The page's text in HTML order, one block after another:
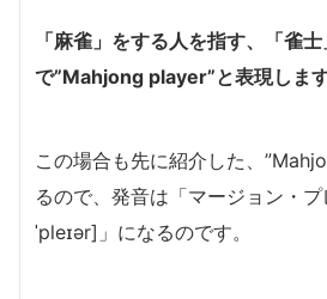
「麻雀」をする人を指す、「雀
で”Mahjong player”と表現します
この場合も先に紹介した、
るので、発音は「マージョン・プ
ˈpleɪər]」になるのです。